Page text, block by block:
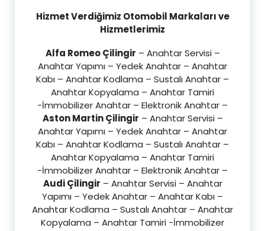
Hizmet Verdiğimiz Otomobil Markaları ve
Hizmetlerimiz
Alfa Romeo Çilingir – Anahtar Servisi –
Anahtar Yapımı – Yedek Anahtar – Anahtar
Kabı – Anahtar Kodlama – Sustalı Anahtar –
Anahtar Kopyalama – Anahtar Tamiri
-İmmobilizer Anahtar – Elektronik Anahtar –
Aston Martin Çilingir – Anahtar Servisi –
Anahtar Yapımı – Yedek Anahtar – Anahtar
Kabı – Anahtar Kodlama – Sustalı Anahtar –
Anahtar Kopyalama – Anahtar Tamiri
-İmmobilizer Anahtar – Elektronik Anahtar –
Audi Çilingir – Anahtar Servisi – Anahtar
Yapımı – Yedek Anahtar – Anahtar Kabı –
Anahtar Kodlama – Sustalı Anahtar – Anahtar
Kopyalama – Anahtar Tamiri -İmmobilizer